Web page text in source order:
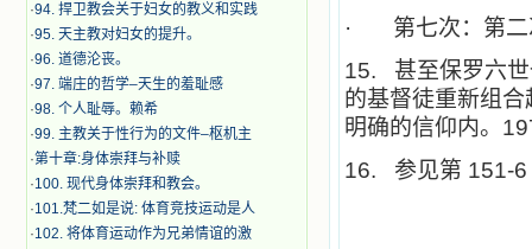
·94. 捍卫教会关于妇女的教义和实践
·95. 天主教对妇女的提升。
·96. 道德沦丧。
·97. 端庄的哲学–天生的羞耻感
·98. 个人耻辱。赖希
·99. 主教关于性行为的文件–枢机主
·第十章:身体崇拜与补赎
·100. 现代身体崇拜和教会。
·101.梵二如是说: 体育竞技运动是人
·102. 将体育运动作为兄弟情谊的激
· 第七次：第
15. 甚至保罗六
的基督徒重新组
明确的信仰内。
16. 参见第 151-